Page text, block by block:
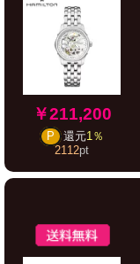
￥211,200
P 還元1％
2112pt